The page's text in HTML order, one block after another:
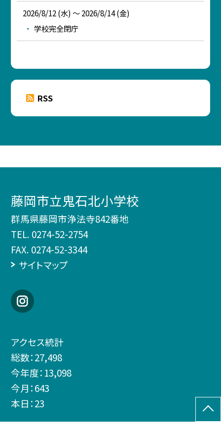
2026/8/12 (水) ～ 2026/8/14 (金)
学校完全閉庁
RSS
藤岡市立鬼石北小学校
群馬県藤岡市浄法寺842番地
TEL. 0274-52-2754
FAX. 0274-52-3344
サイトマップ
アクセス統計
総数：27,498
今年度： 13,098
今月：643
本日：23